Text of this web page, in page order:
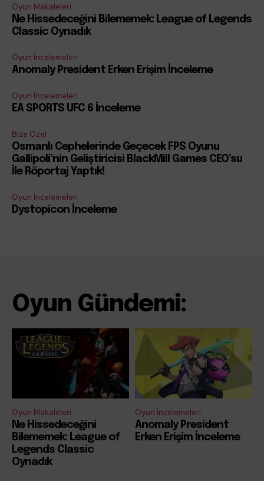
Oyun Makaleleri
Ne Hissedeceğini Bilememek: League of Legends
Classic Oynadık
Oyun İncelemeleri
Anomaly President Erken Erişim İnceleme
Oyun İncelemeleri
EA SPORTS UFC 6 İnceleme
Bize Özel
Osmanlı Cephelerinde Geçecek FPS Oyunu
Gallipoli’nin Geliştiricisi BlackMill Games CEO’su
İle Röportaj Yaptık!
Oyun İncelemeleri
Dystopicon İnceleme
Oyun Gündemi:
Oyun Makaleleri
Ne Hissedeceğini
Bilememek: League of
Legends Classic
Oynadık
Oyun İncelemeleri
Anomaly President
Erken Erişim İnceleme